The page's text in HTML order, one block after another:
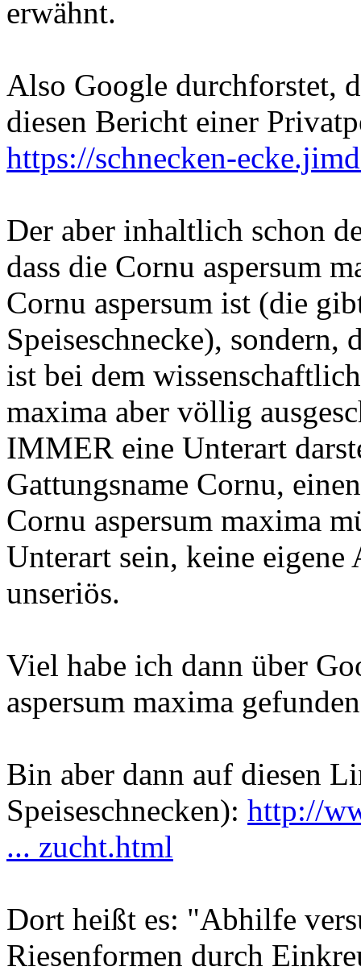
erwähnt.
Also Google durchforstet,
diesen Bericht einer
https://schnecken-
Der aber inhaltlich schon
dass die Cornu aspersum
Cornu aspersum ist (die
Speiseschnecke), sondern,
ist bei dem
maxima aber völlig
IMMER eine Unterart
Gattungsname Cornu,
Cornu aspersum maxima
Unterart sein, keine
unseriös.
Viel habe ich dann über
aspersum maxima
Bin aber dann auf diesen
Speiseschnecken): http://
... zucht.html
Dort heißt es: "Abhilfe
Riesenformen durch